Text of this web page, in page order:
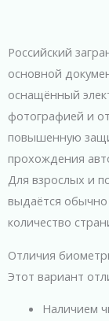
Российский
основной
оснащённый
фотографией и
повышенную
прохождения
Для взрослых и
выдаётся
количество
Отличия
Этот вариант
Наличием